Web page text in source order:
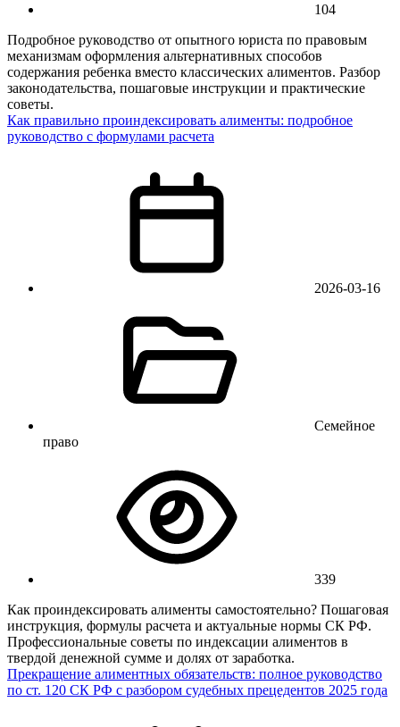
104
Подробное руководство от опытного юриста по правовым
механизмам оформления альтернативных способов
содержания ребенка вместо классических алиментов. Разбор
законодательства, пошаговые инструкции и практические
советы.
Как правильно проиндексировать алименты: подробное
руководство с формулами расчета
2026-03-16
Семейное
право
339
Как проиндексировать алименты самостоятельно? Пошаговая
инструкция, формулы расчета и актуальные нормы СК РФ.
Профессиональные советы по индексации алиментов в
твердой денежной сумме и долях от заработка.
Прекращение алиментных обязательств: полное руководство
по ст. 120 СК РФ с разбором судебных прецедентов 2025 года